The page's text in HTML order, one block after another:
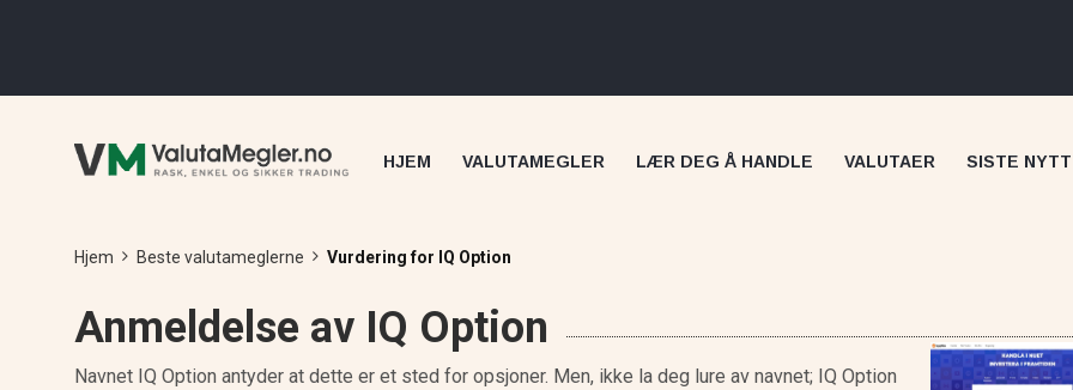
HJEM VALUTAMEGLER LÆR DEG Å HANDLE VALUTAER SISTE NYTT
Hjem Beste valutameglerne Vurdering for IQ Option
Anmeldelse av IQ Option
Navnet IQ Option antyder at dette er et sted for opsjoner. Men, ikke la deg lure av navnet; IQ Option